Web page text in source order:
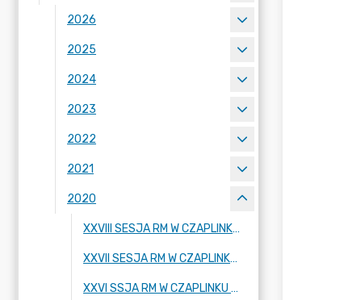
2026
2025
2024
2023
2022
2021
2020
XXVIII SESJA RM W CZAPLINKU - 30.12.2020 R.
XXVII SESJA RM W CZAPLINKU - 15.12.2020 R.
XXVI SSJA RM W CZAPLINKU - 26.11.2020 R.